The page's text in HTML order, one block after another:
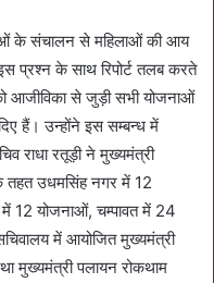
के संचालन से महिलाओं की आय
प्रश्न के साथ रिपोर्ट तलब करते
आजीविका से जुड़ी सभी योजनाओं
हैं। उन्होंने इस सम्बन्ध में
राधा रतूड़ी ने मुख्यमंत्री
के तहत उधमसिंह नगर में 12
12 योजनाओं, चम्पावत में 24
में आयोजित मुख्यमंत्री
मुख्यमंत्री पलायन रोकथाम